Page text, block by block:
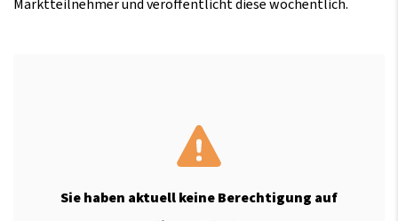
Marktteilnehmer und veröffentlicht diese wöchentlich.
Sie haben aktuell keine Berechtigung auf